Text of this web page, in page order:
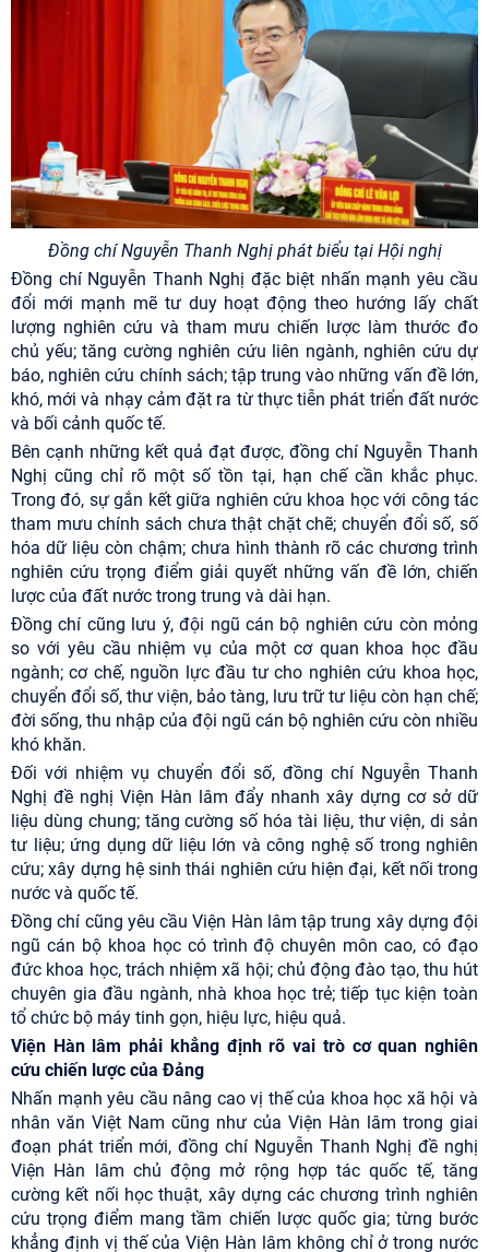
Đồng chí Nguyễn Thanh Nghị phát biểu tại Hội nghị
Đồng chí Nguyễn Thanh Nghị đặc biệt nhấn mạnh yêu cầu
đổi mới mạnh mẽ tư duy hoạt động theo hướng lấy chất
lượng nghiên cứu và tham mưu chiến lược làm thước đo
chủ yếu; tăng cường nghiên cứu liên ngành, nghiên cứu dự
báo, nghiên cứu chính sách; tập trung vào những vấn đề lớn,
khó, mới và nhạy cảm đặt ra từ thực tiễn phát triển đất nước
và bối cảnh quốc tế.
Bên cạnh những kết quả đạt được, đồng chí Nguyễn Thanh
Nghị cũng chỉ rõ một số tồn tại, hạn chế cần khắc phục.
Trong đó, sự gắn kết giữa nghiên cứu khoa học với công tác
tham mưu chính sách chưa thật chặt chẽ; chuyển đổi số, số
hóa dữ liệu còn chậm; chưa hình thành rõ các chương trình
nghiên cứu trọng điểm giải quyết những vấn đề lớn, chiến
lược của đất nước trong trung và dài hạn.
Đồng chí cũng lưu ý, đội ngũ cán bộ nghiên cứu còn mỏng
so với yêu cầu nhiệm vụ của một cơ quan khoa học đầu
ngành; cơ chế, nguồn lực đầu tư cho nghiên cứu khoa học,
chuyển đổi số, thư viện, bảo tàng, lưu trữ tư liệu còn hạn chế;
đời sống, thu nhập của đội ngũ cán bộ nghiên cứu còn nhiều
khó khăn.
Đối với nhiệm vụ chuyển đổi số, đồng chí Nguyễn Thanh
Nghị đề nghị Viện Hàn lâm đẩy nhanh xây dựng cơ sở dữ
liệu dùng chung; tăng cường số hóa tài liệu, thư viện, di sản
tư liệu; ứng dụng dữ liệu lớn và công nghệ số trong nghiên
cứu; xây dựng hệ sinh thái nghiên cứu hiện đại, kết nối trong
nước và quốc tế.
Đồng chí cũng yêu cầu Viện Hàn lâm tập trung xây dựng đội
ngũ cán bộ khoa học có trình độ chuyên môn cao, có đạo
đức khoa học, trách nhiệm xã hội; chủ động đào tạo, thu hút
chuyên gia đầu ngành, nhà khoa học trẻ; tiếp tục kiện toàn
tổ chức bộ máy tinh gọn, hiệu lực, hiệu quả.
Viện Hàn lâm phải khẳng định rõ vai trò cơ quan nghiên
cứu chiến lược của Đảng
Nhấn mạnh yêu cầu nâng cao vị thế của khoa học xã hội và
nhân văn Việt Nam cũng như của Viện Hàn lâm trong giai
đoạn phát triển mới, đồng chí Nguyễn Thanh Nghị đề nghị
Viện Hàn lâm chủ động mở rộng hợp tác quốc tế, tăng
cường kết nối học thuật, xây dựng các chương trình nghiên
cứu trọng điểm mang tầm chiến lược quốc gia; từng bước
khẳng định vị thế của Viện Hàn lâm không chỉ ở trong nước